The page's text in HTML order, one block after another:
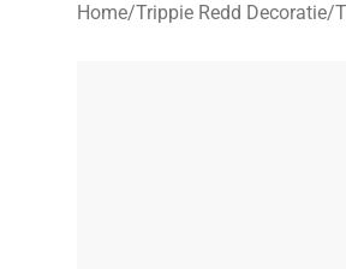
Home/Trippie Redd Decoratie/